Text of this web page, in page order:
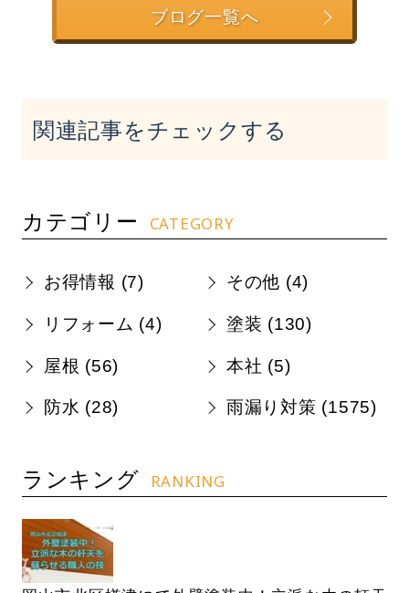
ブログ一覧へ
関連記事をチェックする
カテゴリー CATEGORY
お得情報 (7) その他 (4)
リフォーム (4) 塗装 (130)
屋根 (56) 本社 (5)
防水 (28) 雨漏り対策 (1575)
ランキング RANKING